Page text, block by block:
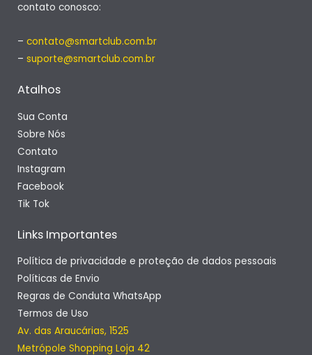
contato conosco:
– contato@smartclub.com.br
– suporte@smartclub.com.br
Atalhos
Sua Conta
Sobre Nós
Contato
Instagram
Facebook
Tik Tok
Links Importantes
Política de privacidade e proteção de dados pessoais
Políticas de Envio
Regras de Conduta WhatsApp
Termos de Uso
Av. das Araucárias, 1525
Metrópole Shopping Loja 42